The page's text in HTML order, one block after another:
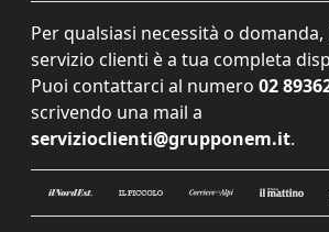
Per qualsiasi necessità o
servizio clienti è a tua completa
Puoi contattarci al numero 02
scrivendo una mail a
servizioclienti@grupponem.it.